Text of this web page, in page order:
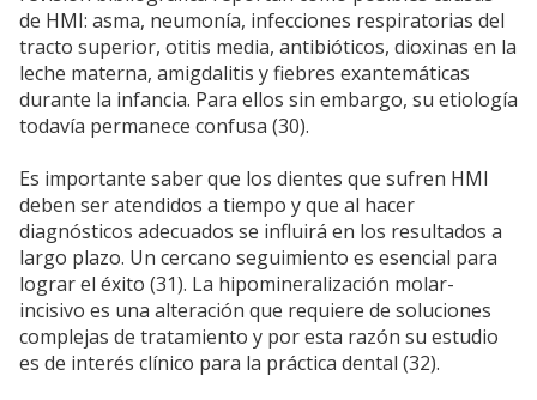
de HMI: asma, neumonía, infecciones respiratorias del
tracto superior, otitis media, antibióticos, dioxinas en la
leche materna, amigdalitis y fiebres exantemáticas
durante la infancia. Para ellos sin embargo, su etiología
todavía permanece confusa (30).
Es importante saber que los dientes que sufren HMI
deben ser atendidos a tiempo y que al hacer
diagnósticos adecuados se influirá en los resultados a
largo plazo. Un cercano seguimiento es esencial para
lograr el éxito (31). La hipomineralización molar-
incisivo es una alteración que requiere de soluciones
complejas de tratamiento y por esta razón su estudio
es de interés clínico para la práctica dental (32).